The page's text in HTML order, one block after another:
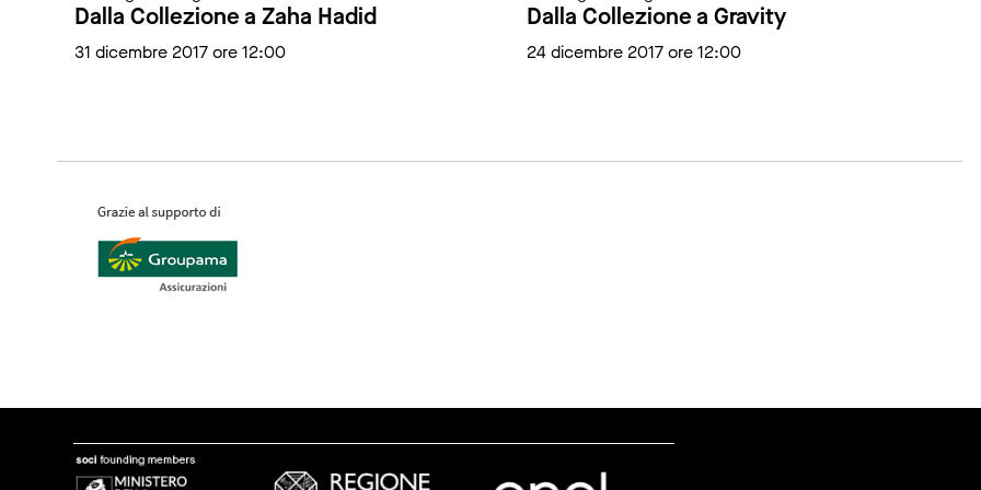
Dalla Collezione a Zaha Hadid
31 dicembre 2017 ore 12:00
Dalla Collezione a Gravity
24 dicembre 2017 ore 12:00